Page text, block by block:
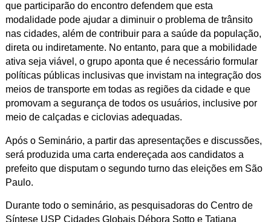
que participarão do encontro defendem que esta
modalidade pode ajudar a diminuir o problema de trânsito
nas cidades, além de contribuir para a saúde da população,
direta ou indiretamente. No entanto, para que a mobilidade
ativa seja viável, o grupo aponta que é necessário formular
políticas públicas inclusivas que invistam na integração dos
meios de transporte em todas as regiões da cidade e que
promovam a segurança de todos os usuários, inclusive por
meio de calçadas e ciclovias adequadas.
Após o Seminário, a partir das apresentações e discussões,
será produzida uma carta endereçada aos candidatos a
prefeito que disputam o segundo turno das eleições em São
Paulo.
Durante todo o seminário, as pesquisadoras do Centro de
Síntese USP Cidades Globais Débora Sotto e Tatiana